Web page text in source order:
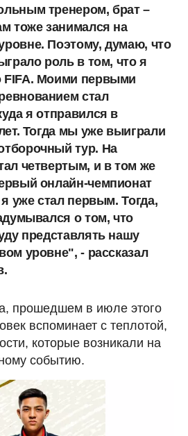
тренером, брат –
тоже занимался на
Поэтому, думаю, что
роль в том, что я
FIFA. Моими первыми
стал
я отправился в
Тогда мы уже выиграли
тур. На
четвертым, и в том же
онлайн-чемпионат
я уже стал первым. Тогда,
о том, что
представлять нашу
уровне", - рассказал
прошедшем в июле этого
вспоминает с теплотой,
которые возникали на
событию.